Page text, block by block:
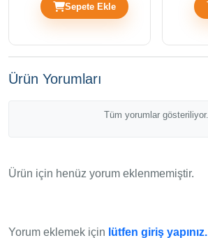
Sepete Ekle
Ürün Yorumları
Tüm yorumlar gösteriliyor.
Ürün için henüz yorum eklenmemiştir.
Yorum eklemek için lütfen giriş yapınız.